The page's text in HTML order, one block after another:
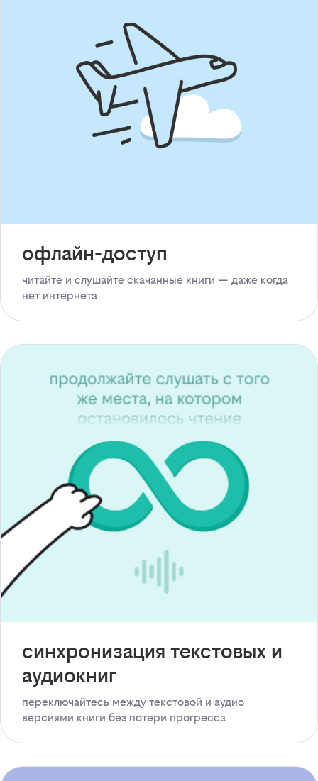
офлайн-доступ
читайте и слушайте скачанные книги — даже когда
нет интернета
синхронизация текстовых и
аудиокниг
переключайтесь между текстовой и аудио
версиями книги без потери прогресса